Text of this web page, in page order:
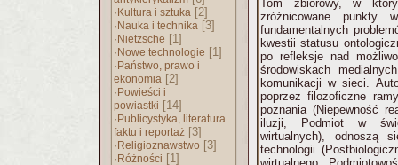
· Kultura i sztuka [2]
· Nauka i technika [3]
· Nietzsche [1]
· Nowe technologie [1]
· Państwo, prawo i
ekonomia [2]
· Powieści i
powiastki [14]
· Publicystyka, literatura
faktu i reportaż [3]
· Religioznawstwo [3]
· Różności [1]
Tom zbiorowy, w
zróżnicowane punkty
fundamentalnych
kwestii statusu
po refleksje nad
środowiskach
komunikacji w sieci.
poprzez filozoficzne
poznania (Niepewność
iluzji, Podmiot w
wirtualnych), odnoszą
technologii